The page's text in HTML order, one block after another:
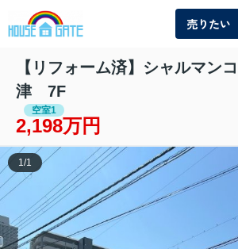
売りたい
【リフォーム済】シャルマン
津 7F
空室1
2,198万円
1 /1